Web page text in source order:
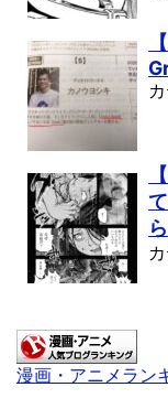
漫画・アニメラン